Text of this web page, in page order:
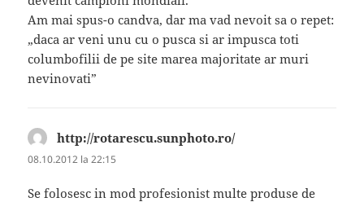
Am mai spus-o candva, dar ma vad nevoit sa o repet:
„daca ar veni unu cu o pusca si ar impusca toti
columbofilii de pe site marea majoritate ar muri
nevinovati”
http://rotarescu.sunphoto.ro/spune:
08.10.2012 la 22:15
Se folosesc in mod profesionist multe produse de